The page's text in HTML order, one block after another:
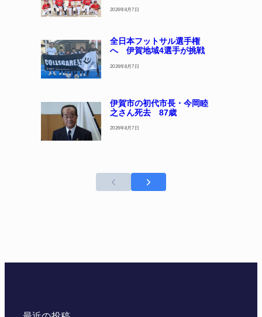
2026年8月7日
全日本フットサル選手権
へ 伊賀地域4選手が挑戦
2026年8月7日
伊賀市の初代市長・今岡睦
之さん死去 87歳
2026年8月7日